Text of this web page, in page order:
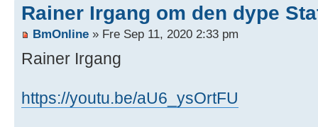
Rainer Irgang om den dype
BmOnline » Fre Sep 11, 2020 2:33 pm
Rainer Irgang
https://youtu.be/aU6_ysOrtFU